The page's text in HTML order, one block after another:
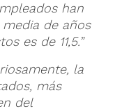
han
de años
es de 11,5.”
la
más
del